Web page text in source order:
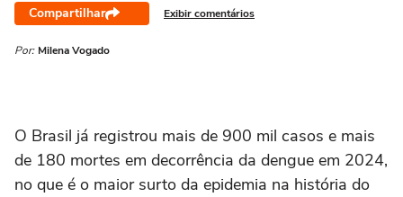
Compartilhar Exibir comentários
Por: Milena Vogado
O Brasil já registrou mais de 900 mil casos e mais
de 180 mortes em decorrência da dengue em 2024,
no que é o maior surto da epidemia na história do